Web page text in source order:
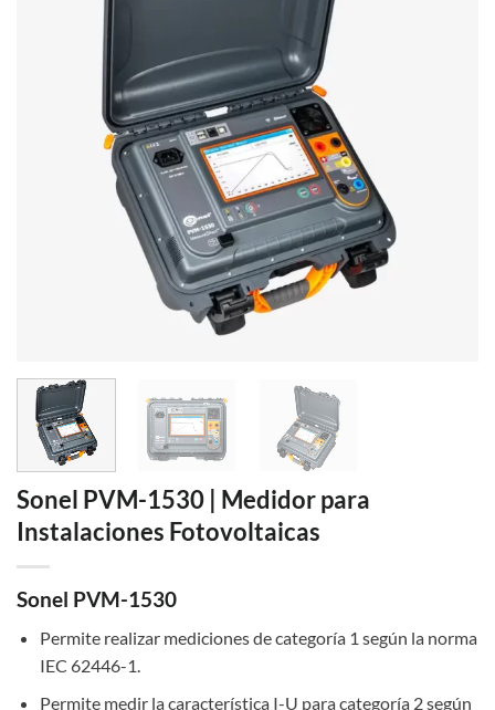
Sonel PVM-1530 | Medidor para
Instalaciones Fotovoltaicas
Sonel PVM-1530
Permite realizar mediciones de categoría 1 según la norma
IEC 62446-1.
Permite medir la característica I-U para categoría 2 según